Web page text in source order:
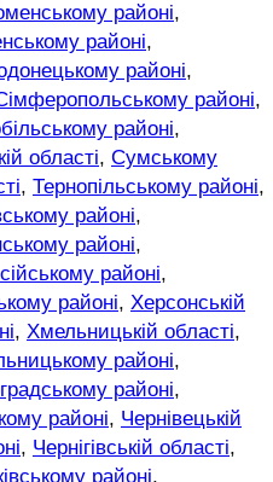
районі,
районі,
районі,
районі,
районі,
області, Сумському
, Тернопільському районі,
районі,
районі,
районі,
районі, Херсонській
, Хмельницькій області,
районі,
районі,
районі, Чернівецькій
, Чернігівській області,
районі,